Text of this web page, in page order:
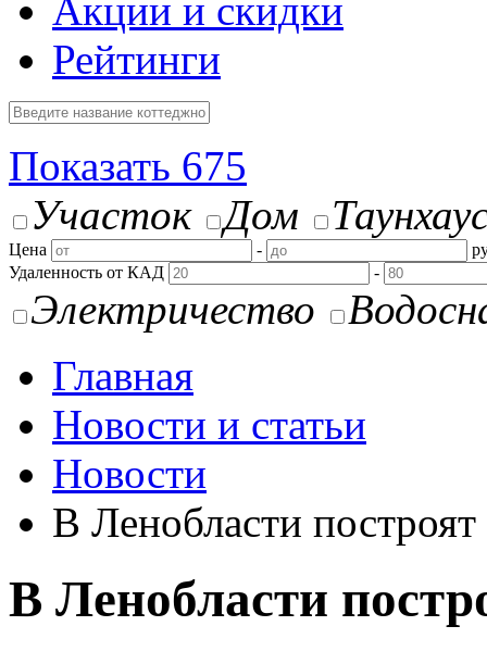
Акции и скидки
Рейтинги
Показать 675
Участок
Дом
Цена -
Удаленность от КАД
-
Электричество
Главная
Новости и статьи
Новости
В Ленобласти
В Ленобласти